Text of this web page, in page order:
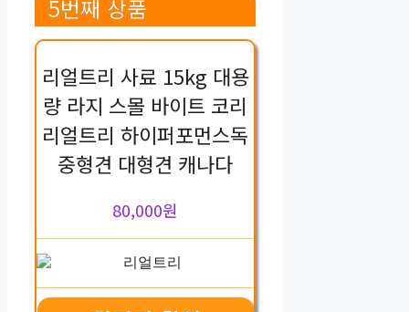
5번째 상품
리얼트리 사료 15kg 대용
량 라지 스몰 바이트 코리
리얼트리 하이퍼포먼스독
중형견 대형견 캐나다
80,000원